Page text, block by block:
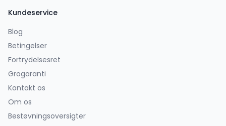
Kundeservice
Blog
Betingelser
Fortrydelsesret
Grogaranti
Kontakt os
Om os
Bestøvningsoversigter